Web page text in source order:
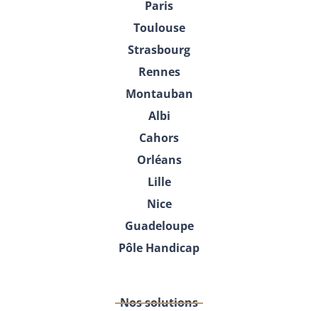
Paris
Toulouse
Strasbourg
Rennes
Montauban
Albi
Cahors
Orléans
Lille
Nice
Guadeloupe
Pôle Handicap
Nos solutions